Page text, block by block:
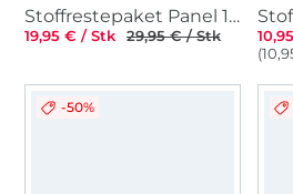
Stoffrestepaket Panel 1B Ware
19,95 € / Stk 29,95 € / Stk
-50%